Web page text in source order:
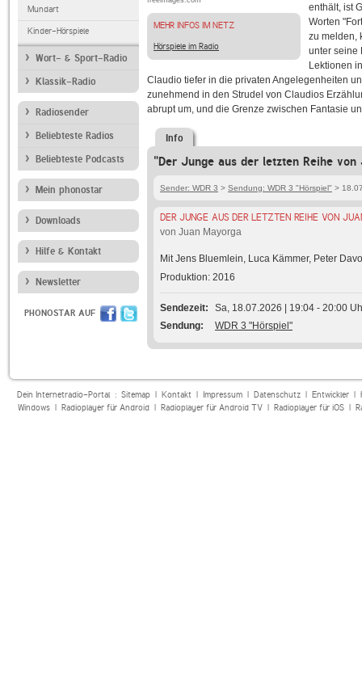
Mundart
Kinder-Hörspiele
Wort- & Sport-Radio
Klassik-Radio
Radiosender
Beliebteste Radios
Beliebteste Podcasts
Mein phonostar
Downloads
Hilfe & Kontakt
Newsletter
PHONOSTAR AUF
MEHR INFOS IM NETZ
Hörspiele im Radio
enthält, ist
Worten
zu melden,
unter seine
Lektionen
Claudio tiefer in die privaten Angelegenheiten
zunehmend in den Strudel von Claudios
abrupt um, und die Grenze zwischen Fantasie
Info
"Der Junge aus der letzten Reihe
Sender: WDR 3 > Sendung: WDR 3 "Hörspiel" >
DER JUNGE AUS DER LETZTEN REIHE VON
von Juan Mayorga
Mit Jens Bluemlein, Luca Kämmer, Peter
Produktion: 2016
Sendezeit
Sa, 18.07.2026 | 19:04 - 20:00
Sendung
WDR 3 "Hörspiel"
Dein Internetradio-Portal : Sitemap| Kontakt| Impressum| Datenschutz| Entwickler|
Windows| Radioplayer für Android| Radioplayer für Android TV| Radioplayer für iOS|